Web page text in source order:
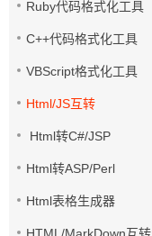
Ruby代码格式化工具
C++代码格式化工具
VBScript格式化工具
Html/JS互转
Html转C#/JSP
Html转ASP/Perl
Html表格生成器